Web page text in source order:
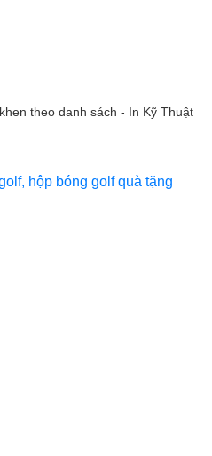
theo danh sách - In Kỹ Thuật